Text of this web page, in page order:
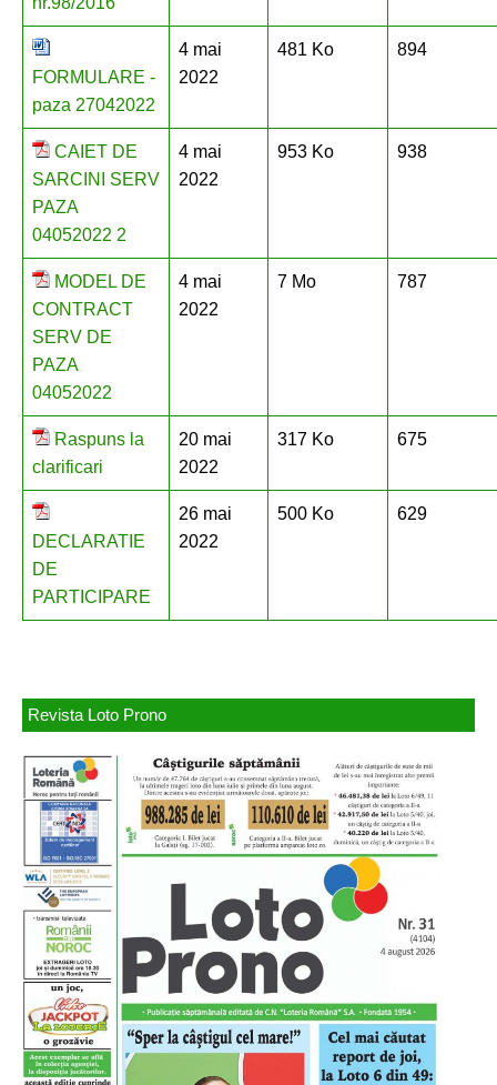
FORMULARE -
paza 27042022
4 mai
2022
481 Ko 894
CAIET DE
SARCINI SERV
PAZA
04052022 2
4 mai
2022
953 Ko 938
MODEL DE
CONTRACT
SERV DE
PAZA
04052022
4 mai
2022
7 Mo 787
Raspuns la
clarificari
20 mai
2022
317 Ko 675
DECLARATIE
DE
PARTICIPARE
26 mai
2022
500 Ko 629
Revista Loto Prono